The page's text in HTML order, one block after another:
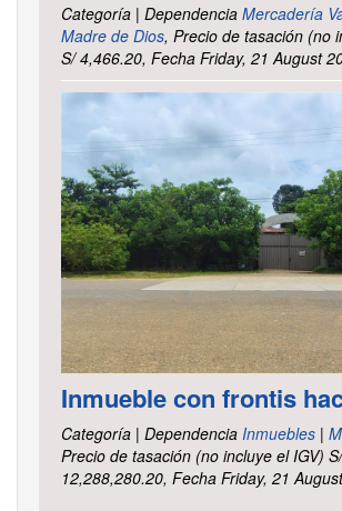
Categoría | Dependencia Mercadería
Madre de Dios, Precio de tasación (no
S/ 4,466.20, Fecha Friday, 21 August
Categoría | Dependencia Inmuebles |
Precio de tasación (no incluye el IGV) S/
12,288,280.20, Fecha Friday, 21